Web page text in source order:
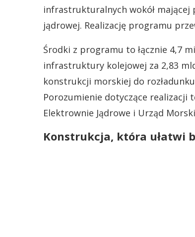
infrastrukturalnych wokół
jądrowej. Realizację programu
Środki z programu to łącznie 4,7
infrastruktury kolejowej za 2,83
konstrukcji morskiej do
Porozumienie dotyczące realizacji
Elektrownie Jądrowe i Urząd
Konstrukcja, która ułatwi